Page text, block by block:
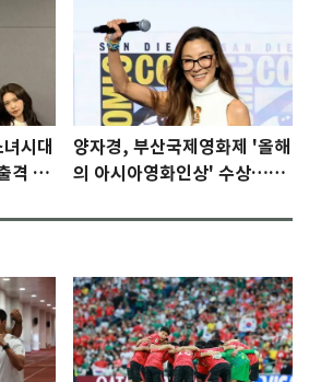
시대
격 [N
양자경, 부산국제영화제 '올해
의 아시아영화인상' 수상…15